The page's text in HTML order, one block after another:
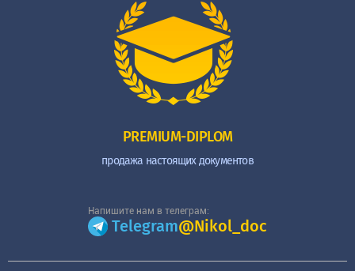
PREMIUM-DIPLOM
продажа настоящих документов
Напишите нам в телеграм:
Telegram@Nikol_doc